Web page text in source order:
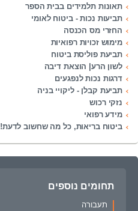
תאונות תלמידים בבית הספר
תביעות נכות - ביטוח לאומי
החזרי מס הכנסה
מימוש זכויות רפואיות
תביעת פוליסת ביטוח
לשון הרע| הוצאת דיבה
דרגות נכות לנפגעים
תביעת קבלן - ליקויי בניה
נזקי רכוש
מידע רפואי
ביטוח בריאות, כל מה שחשוב לדעת!
תחומים נוספים
תעבורה